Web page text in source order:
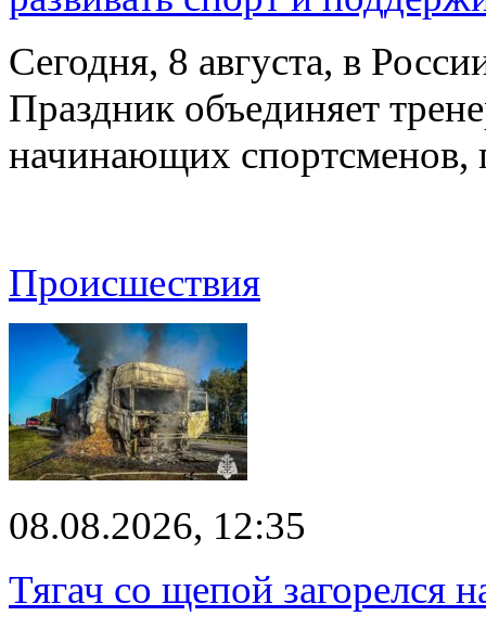
Сегодня, 8 августа, в
Праздник объединяет
начинающих
Происшествия
08.08.2026, 12:35
Тягач со щепой загорелся